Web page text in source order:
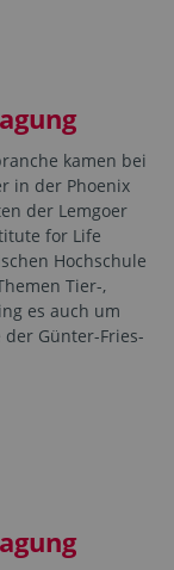
kamen bei
in der Phoenix
der Lemgoer
for Life
Hochschule
Tier-,
es auch um
Günter-Fries-